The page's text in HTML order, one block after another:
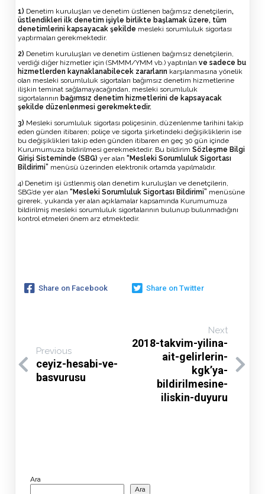
1) Denetim kuruluşları ve denetim üstlenen bağımsız denetçilerin,
üstlendikleri ilk denetim işiyle birlikte başlamak üzere, tüm
denetimlerini kapsayacak şekilde mesleki sorumluluk sigortası
yaptırmaları gerekmektedir.
2) Denetim kuruluşları ve denetim üstlenen bağımsız denetçilerin,
verdiği diğer hizmetler için (SMMM/YMM vb.) yaptırılan ve sadece bu
hizmetlerden kaynaklanabilecek zararların karşılanmasına yönelik
olan mesleki sorumluluk sigortaları bağımsız denetim hizmetlerine
ilişkin teminat sağlamayacağından, mesleki sorumluluk
sigortalarının bağımsız denetim hizmetlerini de kapsayacak
şekilde düzenlenmesi gerekmektedir.
3) Mesleki sorumluluk sigortası poliçesinin, düzenlenme tarihini takip
eden günden itibaren; poliçe ve sigorta şirketindeki değişikliklerin ise
bu değişiklikleri takip eden günden itibaren en geç 30 gün içinde
Kurumumuza bildirilmesi gerekmektedir. Bu bildirim Sözleşme Bilgi
Girişi Sisteminde (SBG) yer alan “Mesleki Sorumluluk Sigortası
Bildirimi” menüsü üzerinden elektronik ortamda yapılmalıdır.
4) Denetim işi üstlenmiş olan denetim kuruluşları ve denetçilerin,
SBG’de yer alan “Mesleki Sorumluluk Sigortası Bildirimi” menüsüne
girerek, yukarıda yer alan açıklamalar kapsamında Kurumumuza
bildirilmiş mesleki sorumluluk sigortalarının bulunup bulunmadığını
kontrol etmeleri önem arz etmektedir.
Share on Facebook Share on Twitter
Previous
ceyiz-hesabi-ve-
basvurusu
Next
2018-takvim-yilina-
ait-gelirlerin-
kgk’ya-
bildirilmesine-
iliskin-duyuru
Ara
Ara